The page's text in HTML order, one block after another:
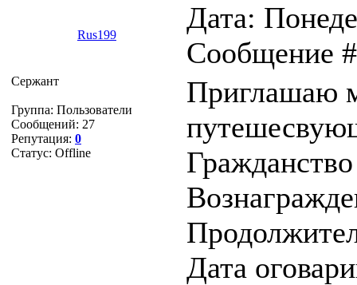
Rus199
Дата:
Сообщение
Сержант
Группа: Пользователи
Сообщений: 27
Репутация: 0
Статус: Offline
Приглашаю
Дата